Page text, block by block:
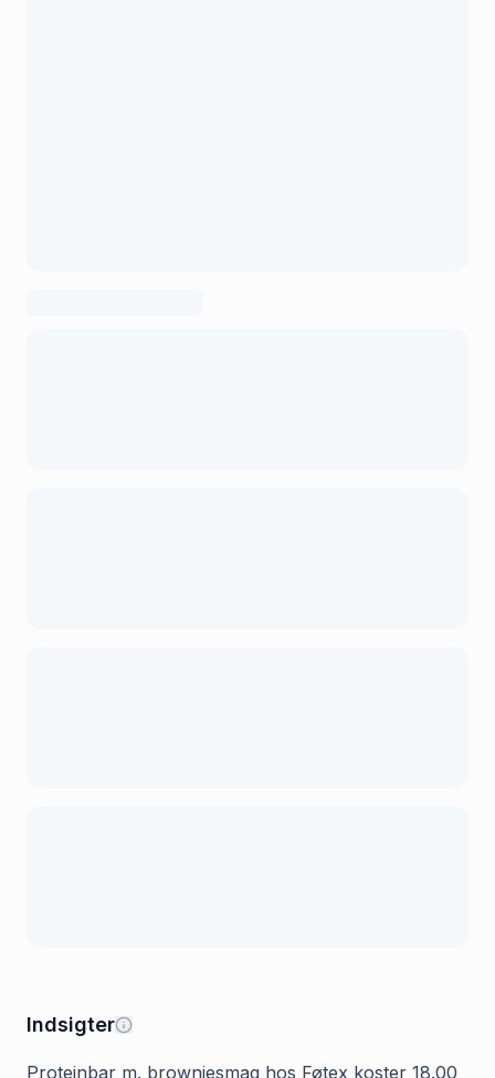
Indsigter
Proteinbar m. browniesmag hos Føtex koster 18.00